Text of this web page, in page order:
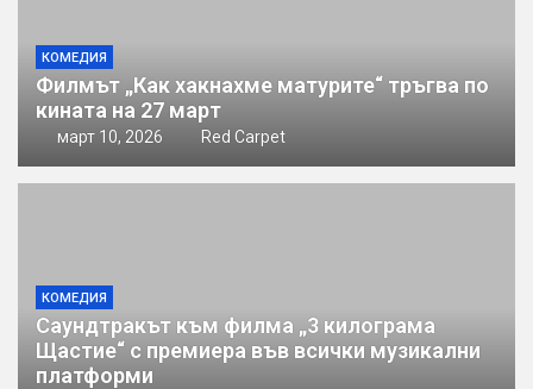
КОМЕДИЯ
Филмът „Как хакнахме матурите“ тръгва по
кината на 27 март
март 10, 2026 Red Carpet
КОМЕДИЯ
Саундтракът към филма „3 килограма
Щастие“ с премиера във всички музикални
платформи